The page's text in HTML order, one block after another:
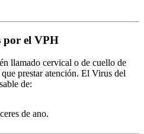
por el VPH
llamado cervical o de cuello de
prestar atención. El Virus del
de:
de ano.